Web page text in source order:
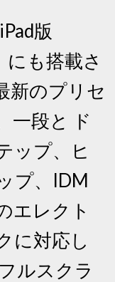
版
にも搭載さ
新のプリセ
一段と ド
ップ、ヒ
プ、IDM
エレクト
に対応し
ルスクラ